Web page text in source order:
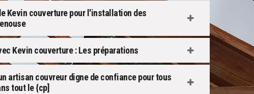
Kevin couverture pour l'installation des
Kevin couverture : Les préparations
artisan couvreur digne de confiance pour tous
tout le {cp]